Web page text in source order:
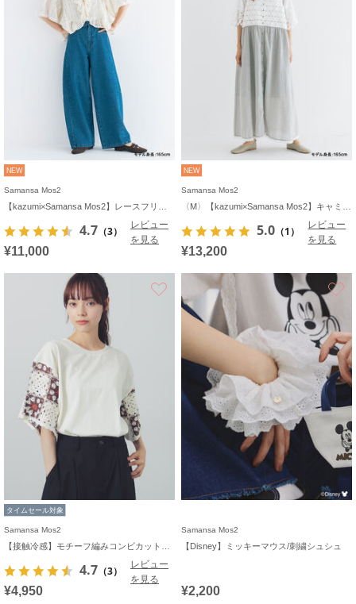
NEW
Samansa Mos2
4.7 （3）
レビュー
を見る
¥11,000
NEW
Samansa Mos2
5.0 （1）
レビュー
を見る
¥13,200
お気に入り
タイムセール対象
Samansa Mos2
4.7 （3）
レビュー
を見る
¥4,950
Samansa Mos2
【Disney】ミッキーマウス/刺繍シュシュ
¥2,200